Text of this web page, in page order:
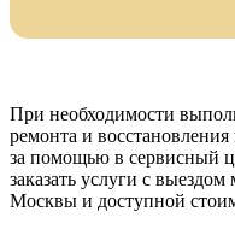
При необходимости
ремонта и
за помощью в сервисный
заказать услуги с
Москвы и доступной